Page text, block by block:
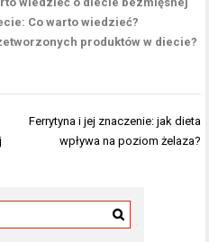
Co warto wiedzieć?
produktów w diecie?
Ferrytyna i jej znaczenie: jak dieta
wpływa na poziom żelaza?